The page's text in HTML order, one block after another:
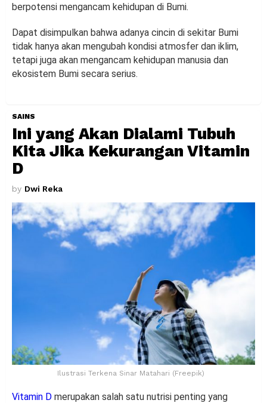
berpotensi mengancam kehidupan di Bumi.
Dapat disimpulkan bahwa adanya cincin di sekitar Bumi
tidak hanya akan mengubah kondisi atmosfer dan iklim,
tetapi juga akan mengancam kehidupan manusia dan
ekosistem Bumi secara serius.
SAINS
Ini yang Akan Dialami Tubuh
Kita Jika Kekurangan Vitamin
D
by Dwi Reka
Ilustrasi Terkena Sinar Matahari (Freepik)
Vitamin D merupakan salah satu nutrisi penting yang